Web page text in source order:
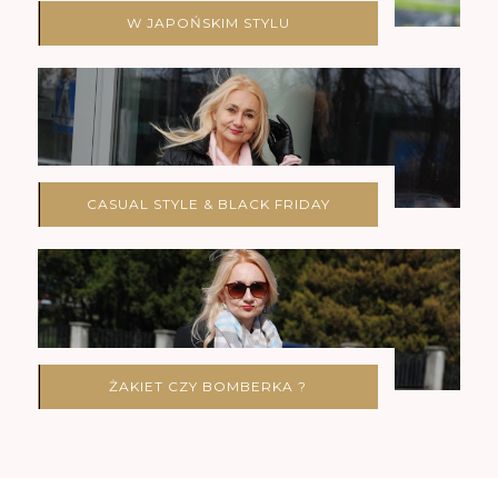
W JAPOŃSKIM STYLU
CASUAL STYLE & BLACK FRIDAY
ŻAKIET CZY BOMBERKA ?